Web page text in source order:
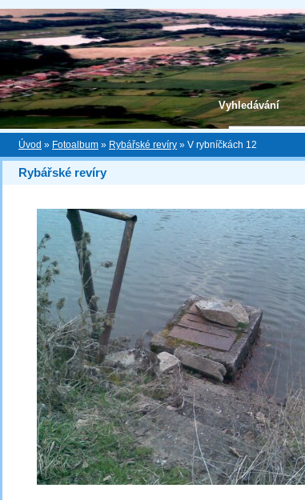
Vyhledávání
Úvod » Fotoalbum » Rybářské revíry » V rybníčkách 12
Rybářské revíry